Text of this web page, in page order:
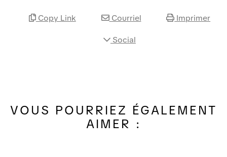
Copy Link Courriel Imprimer
Social
VOUS POURRIEZ ÉGALEMENT
AIMER :